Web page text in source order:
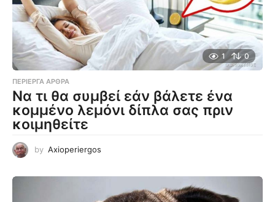
1 0
ΠΕΡΊΕΡΓΑ ΆΡΘΡΑ
Να τι θα συμβεί εάν βάλετε ένα
κομμένο λεμόνι δίπλα σας πριν
κοιμηθείτε
by Axioperiergos